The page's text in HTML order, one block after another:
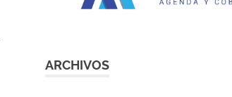
ARCHIVOS